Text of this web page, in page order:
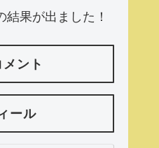
果が出ました！
ント
ール